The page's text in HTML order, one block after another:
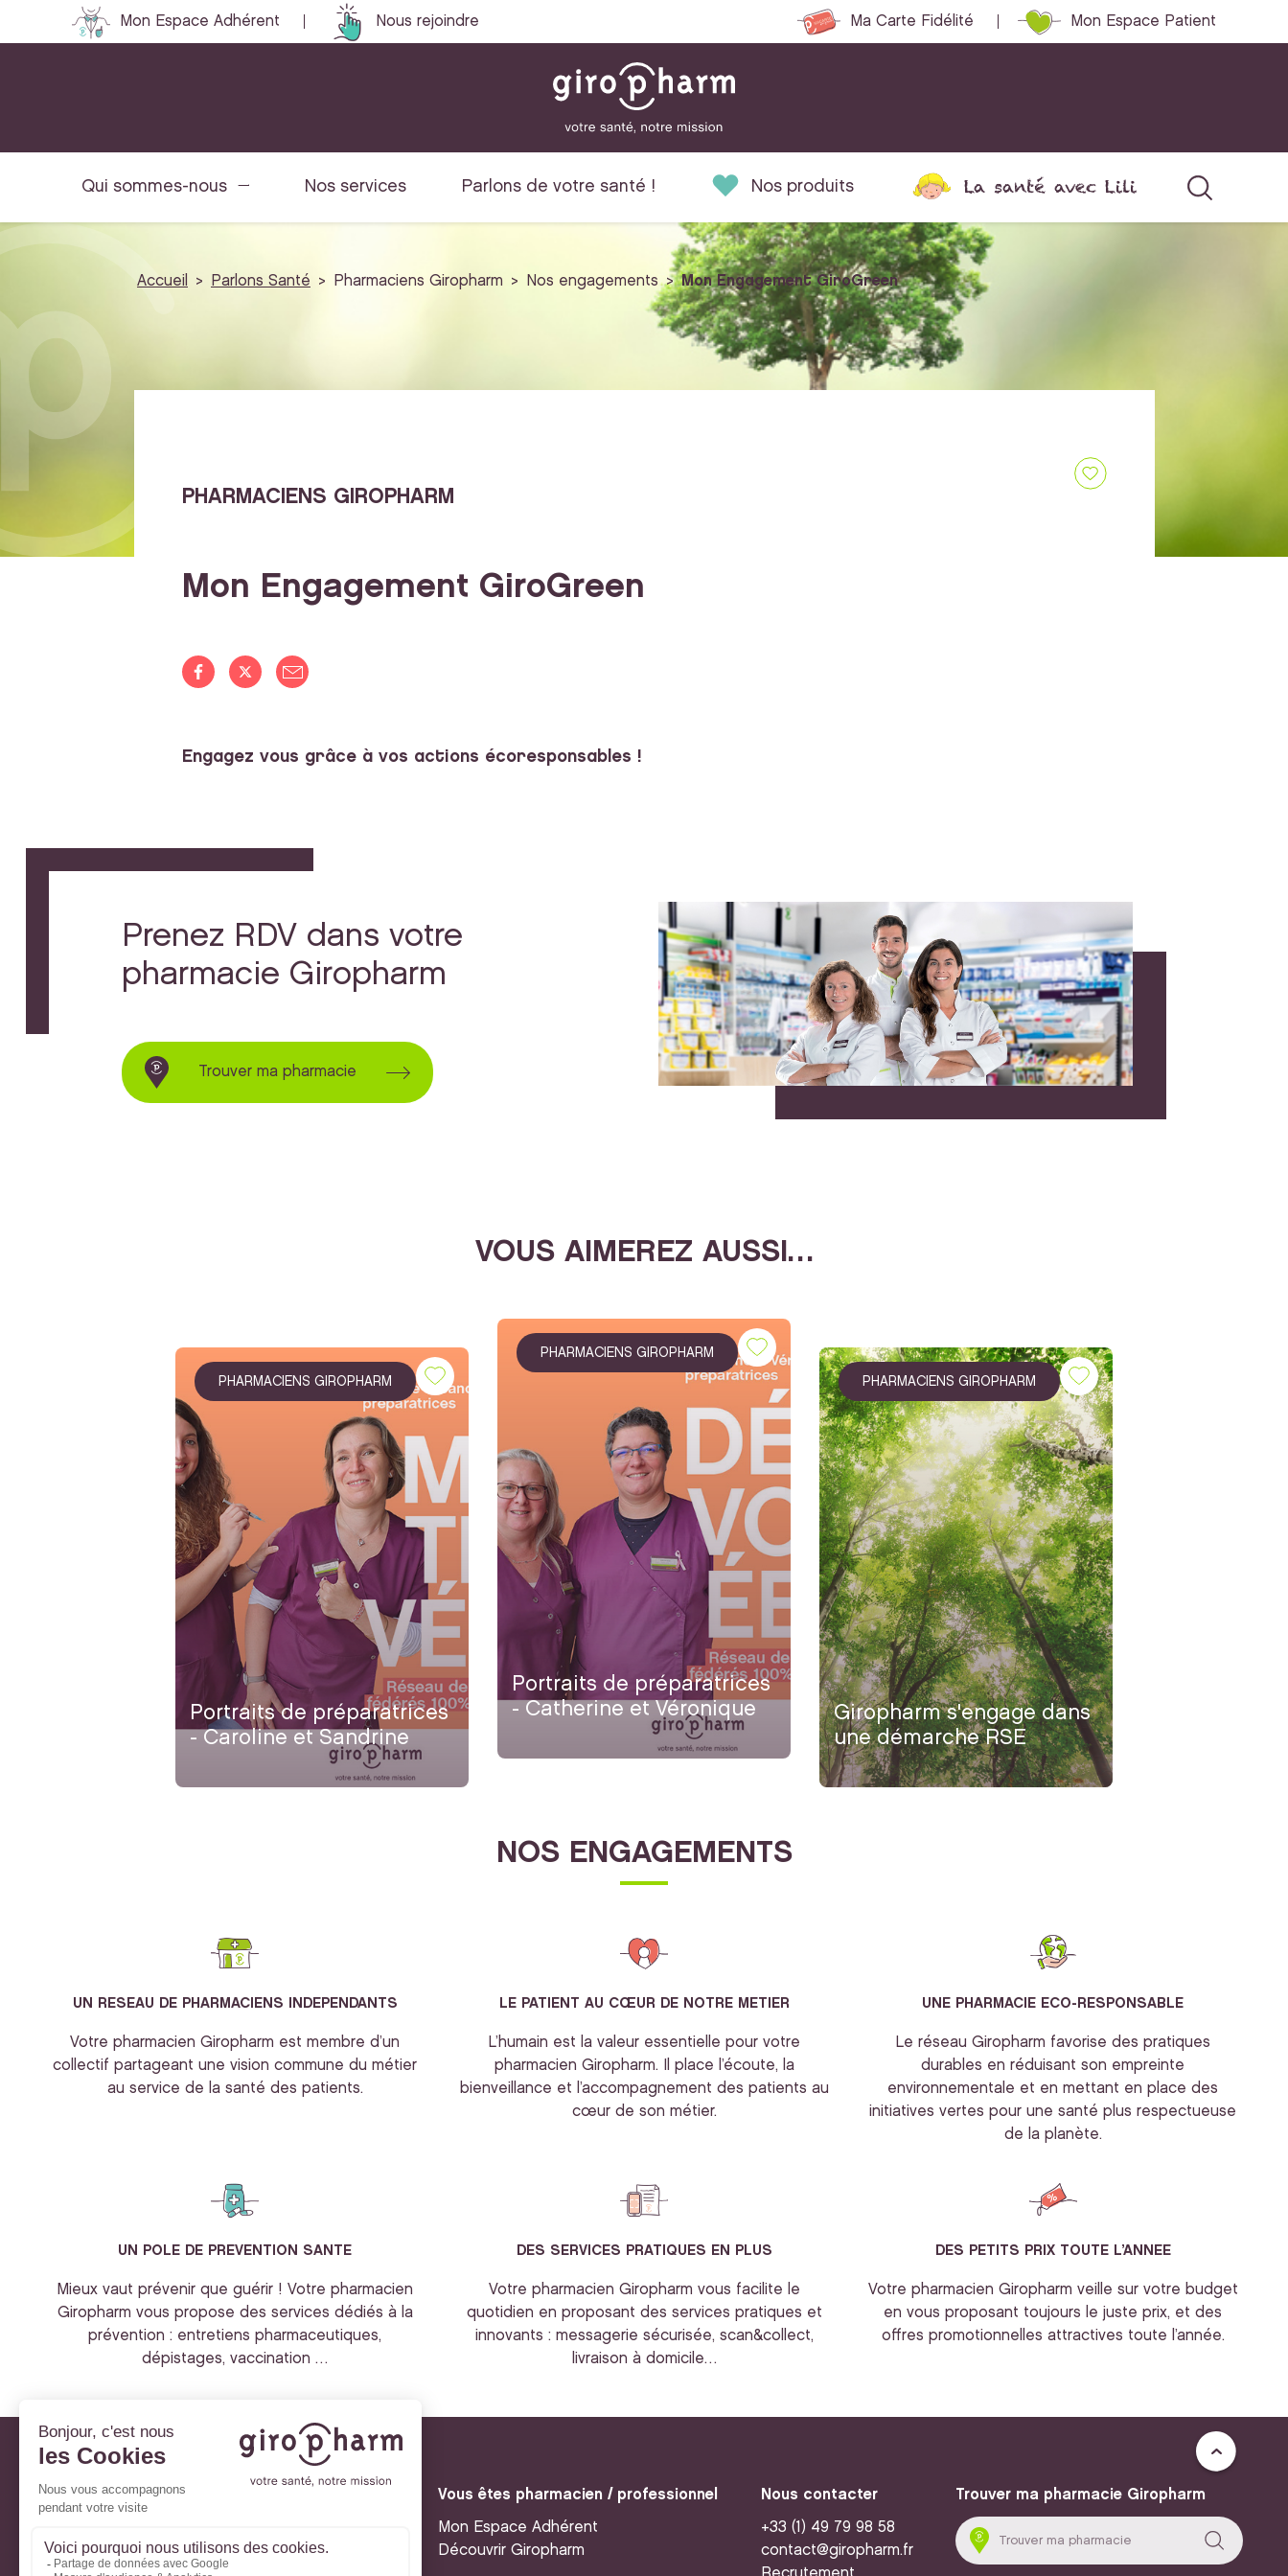
Mon Espace Adhérent Nous rejoindre Ma Carte Fidélité Mon Espace Patient
Qui sommes-nous Nos services Parlons de votre santé ! Nos produits La santé avec Lili
Accueil Parlons Santé Pharmaciens Giropharm Nos engagements Mon Engagement GiroGreen
PHARMACIENS GIROPHARM
Mon Engagement GiroGreen
Engagez vous grâce à vos actions écoresponsables !
Prenez RDV dans votre
pharmacie Giropharm
Trouver ma pharmacie
VOUS AIMEREZ AUSSI…
PHARMACIENS GIROPHARM
Portraits de préparatrices
- Caroline et Sandrine
PHARMACIENS GIROPHARM
Portraits de préparatrices
- Catherine et Véronique
PHARMACIENS GIROPHARM
Giropharm s'engage dans
une démarche RSE
NOS ENGAGEMENTS
UN RESEAU DE PHARMACIENS INDEPENDANTS
Votre pharmacien Giropharm est membre d’un
collectif partageant une vision commune du métier
au service de la santé des patients.
LE PATIENT AU CŒUR DE NOTRE METIER
L’humain est la valeur essentielle pour votre
pharmacien Giropharm. Il place l’écoute, la
bienveillance et l’accompagnement des patients au
cœur de son métier.
UNE PHARMACIE ECO-RESPONSABLE
Le réseau Giropharm favorise des pratiques
durables en réduisant son empreinte
environnementale et en mettant en place des
initiatives vertes pour une santé plus respectueuse
de la planète.
UN POLE DE PREVENTION SANTE
Mieux vaut prévenir que guérir ! Votre pharmacien
Giropharm vous propose des services dédiés à la
prévention : entretiens pharmaceutiques,
dépistages, vaccination …
DES SERVICES PRATIQUES EN PLUS
Votre pharmacien Giropharm vous facilite le
quotidien en proposant des services pratiques et
innovants : messagerie sécurisée, scan&collect,
livraison à domicile…
DES PETITS PRIX TOUTE L’ANNEE
Votre pharmacien Giropharm veille sur votre budget
en vous proposant toujours le juste prix, et des
offres promotionnelles attractives toute l’année.
À votre service
Vous êtes pharmacien / professionnel
Mon Espace Adhérent
Découvrir Giropharm
Nous contacter
+33 (1) 49 79 98 58
contact@giropharm.fr
Trouver ma pharmacie Giropharm